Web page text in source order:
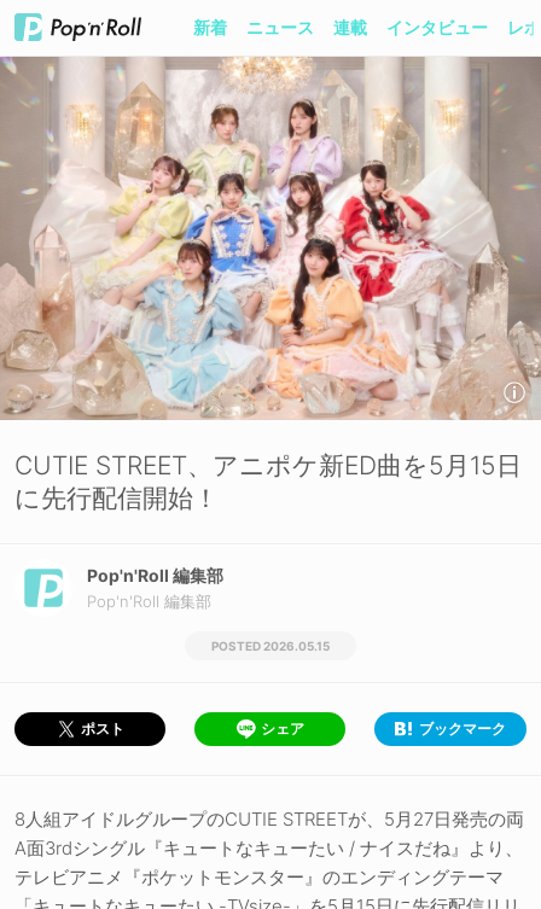
新着 ニュース 連載 インタビュー レ
CUTIE STREET、アニポケ新ED曲を5月15日
に先行配信開始！
Pop'n'Roll 編集部
Pop'n'Roll 編集部
2026.05.15
ポスト シェア ブックマーク
8人組アイドルグループのCUTIE STREETが、5月27日発売の両
A面3rdシングル『キュートなキューたい / ナイスだね』より、
テレビアニメ『ポケットモンスター』のエンディングテーマ